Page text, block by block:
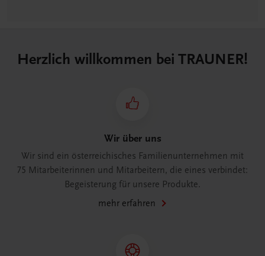
Herzlich willkommen bei TRAUNER!
Wir über uns
Wir sind ein österreichisches Familienunternehmen mit
75 Mitarbeiterinnen und Mitarbeitern, die eines verbindet:
Begeisterung für unsere Produkte.
mehr erfahren